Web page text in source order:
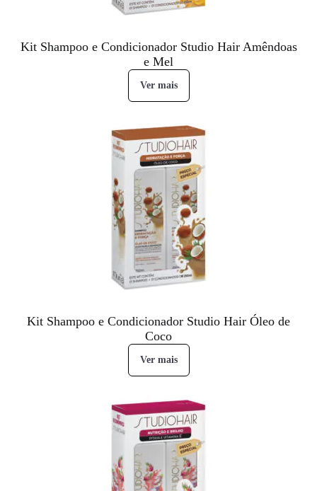
Kit Shampoo e Condicionador Studio Hair Amêndoas
e Mel
Ver mais
Kit Shampoo e Condicionador Studio Hair Óleo de
Coco
Ver mais